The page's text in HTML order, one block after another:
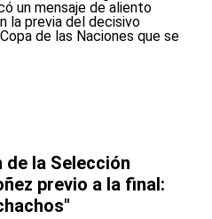
de la Selección
previo a la final: